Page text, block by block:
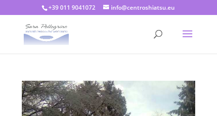
+39 011 9041072 info@centroshiatsu.eu